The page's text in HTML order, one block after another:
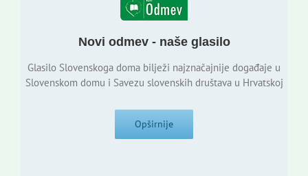
Novi odmev - naše glasilo
Glasilo Slovenskoga doma bilježi najznačajnije događaje u
Slovenskom domu i Savezu slovenskih društava u Hrvatskoj
Opširnije